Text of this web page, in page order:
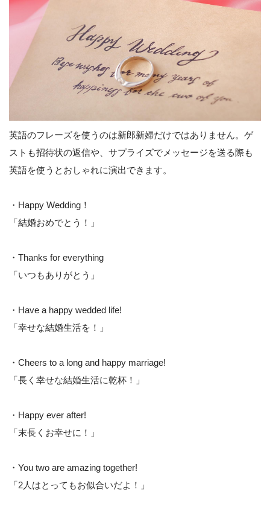
英語のフレーズを使うのは新郎新婦だけではありません。ゲ
ストも招待状の返信や、サプライズでメッセージを送る際も
英語を使うとおしゃれに演出できます。
・Happy Wedding！
「結婚おめでとう！」
・Thanks for everything
「いつもありがとう」
・Have a happy wedded life!
「幸せな結婚生活を！」
・Cheers to a long and happy marriage!
「長く幸せな結婚生活に乾杯！」
・Happy ever after!
「末長くお幸せに！」
・You two are amazing together!
「2人はとってもお似合いだよ！」